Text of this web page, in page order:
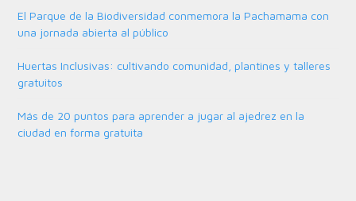
El Parque de la Biodiversidad conmemora la Pachamama con
una jornada abierta al público
Huertas Inclusivas: cultivando comunidad, plantines y talleres
gratuitos
Más de 20 puntos para aprender a jugar al ajedrez en la
ciudad en forma gratuita